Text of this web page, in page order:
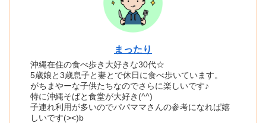
まったり
沖縄在住の食べ歩き大好きな30代☆
5歳娘と3歳息子と妻とで休日に食べ歩いています。
がちまやーな子供たちなのでさらに楽しいです♪
特に沖縄そばと食堂が大好き(^^)
子連れ利用が多いのでパパママさんの参考になれば嬉
しいです(><)b